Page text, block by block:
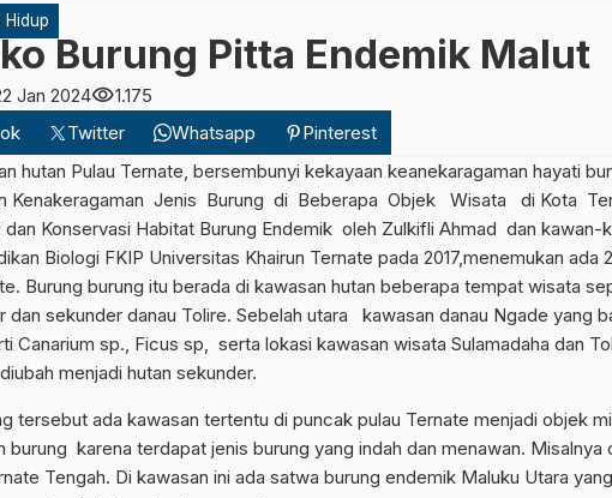
Hidup
Burung Pitta Endemik Malut
Jan 2024visibility1.175
Twitter Whatsapp
Pinterest
hutan Pulau Ternate, bersembunyi kekayaan keanekaragaman hayati
Kenakeragaman Jenis Burung di Beberapa Objek Wisata di Kota
dan Konservasi Habitat Burung Endemik oleh Zulkifli Ahmad dan kawan-
Biologi FKIP Universitas Khairun Ternate pada 2017,menemukan ada
Burung burung itu berada di kawasan hutan beberapa tempat wisata
dan sekunder danau Tolire. Sebelah utara kawasan danau Ngade yang
Canarium sp., Ficus sp, serta lokasi kawasan wisata Sulamadaha dan
menjadi hutan sekunder.
tersebut ada kawasan tertentu di puncak pulau Ternate menjadi objek
burung karena terdapat jenis burung yang indah dan menawan. Misalnya
Tengah. Di kawasan ini ada satwa burung endemik Maluku Utara